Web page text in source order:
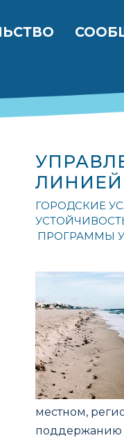
ЛИНИЕЙ
ГОРОДСКИЕ
ПРОГРАММЫ
местном,
поддержанию